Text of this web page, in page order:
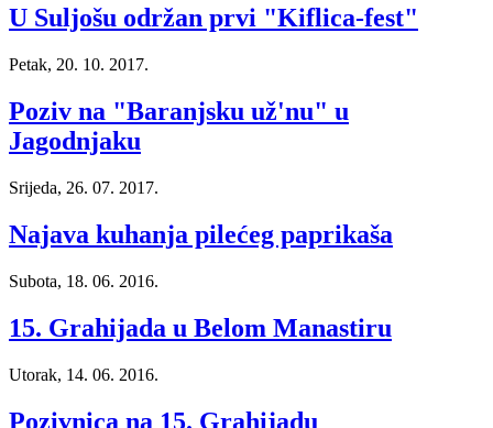
U Suljošu održan prvi "Kiflica-fest"
Petak, 20. 10. 2017.
Poziv na "Baranjsku už'nu" u
Jagodnjaku
Srijeda, 26. 07. 2017.
Najava kuhanja pilećeg paprikaša
Subota, 18. 06. 2016.
15. Grahijada u Belom Manastiru
Utorak, 14. 06. 2016.
Pozivnica na 15. Grahijadu